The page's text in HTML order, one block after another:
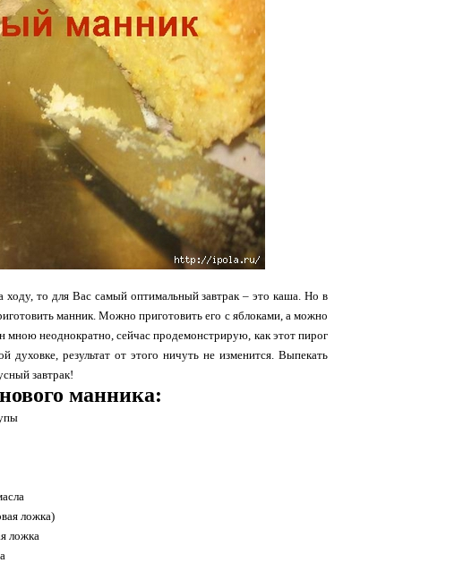
ходу, то для Вас самый оптимальный завтрак – это каша. Но в
манник. Можно приготовить его с яблоками, а можно
неоднократно, сейчас продемонстрирую, как этот пирог
результат от этого ничуть не изменится. Выпекать
завтрак!
манника:
ложка)
ложка